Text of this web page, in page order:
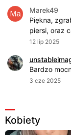
Marek49
Piękna,
piersi, oraz
12 lip 2025
Bardzo
3 cze 2025
Kobiety